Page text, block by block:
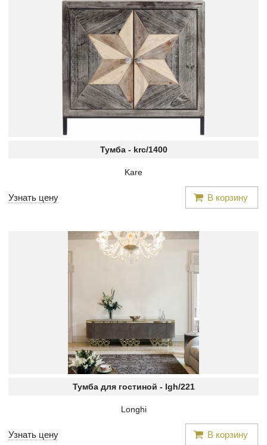
Тумба - krc/1400
Kare
Узнать цену В корзину
Тумба для гостиной - lgh/221
Longhi
Узнать цену В корзину